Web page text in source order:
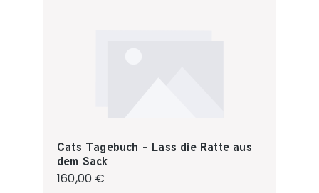
Cats Tagebuch - Lass die Ratte aus
dem Sack
Regulärer Preis:
160,00 €